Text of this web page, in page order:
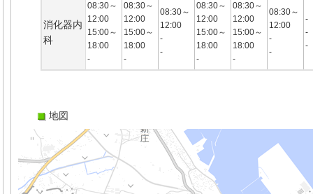
消化器内
科
08:30～
12:00
15:00～
18:00
-
08:30～
12:00
15:00～
18:00
-
08:30～
12:00
-
-
08:30～
12:00
15:00～
18:00
-
08:30～
12:00
15:00～
18:00
-
08:30～
12:00
-
-
-
-
-
地図